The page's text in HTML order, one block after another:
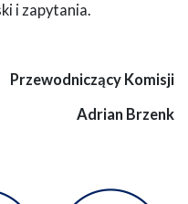
i zapytania.
Przewodniczący Komisji